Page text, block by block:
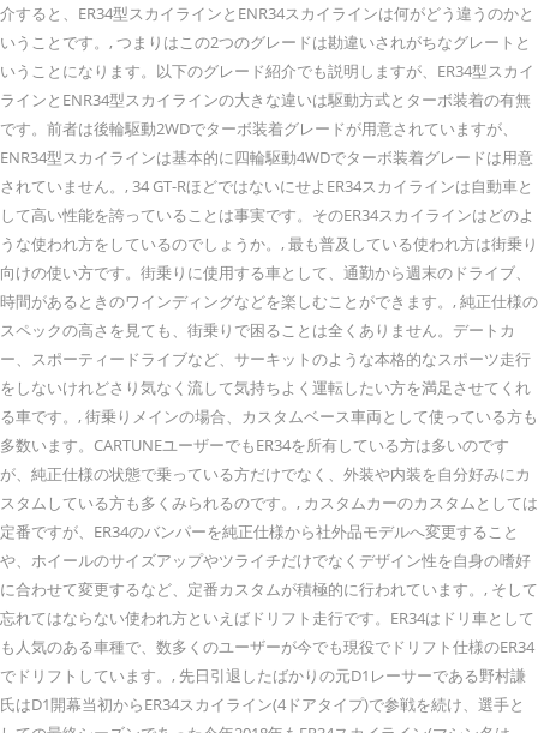
介すると、ER34型スカイラインとENR34スカイラインは何がどう違うのかと
いうことです。, つまりはこの2つのグレードは勘違いされがちなグレートと
いうことになります。以下のグレード紹介でも説明しますが、ER34型スカイ
ラインとENR34型スカイラインの大きな違いは駆動方式とターボ装着の有無
です。前者は後輪駆動2WDでターボ装着グレードが用意されていますが、
ENR34型スカイラインは基本的に四輪駆動4WDでターボ装着グレードは用意
されていません。, 34 GT-RほどではないにせよER34スカイラインは自動車と
して高い性能を誇っていることは事実です。そのER34スカイラインはどのよ
うな使われ方をしているのでしょうか。, 最も普及している使われ方は街乗り
向けの使い方です。街乗りに使用する車として、通勤から週末のドライブ、
時間があるときのワインディングなどを楽しむことができます。, 純正仕様の
スペックの高さを見ても、街乗りで困ることは全くありません。デートカ
ー、スポーティードライブなど、サーキットのような本格的なスポーツ走行
をしないけれどさり気なく流して気持ちよく運転したい方を満足させてくれ
る車です。, 街乗りメインの場合、カスタムベース車両として使っている方も
多数います。CARTUNEユーザーでもER34を所有している方は多いのです
が、純正仕様の状態で乗っている方だけでなく、外装や内装を自分好みにカ
スタムしている方も多くみられるのです。, カスタムカーのカスタムとしては
定番ですが、ER34のバンパーを純正仕様から社外品モデルへ変更すること
や、ホイールのサイズアップやツライチだけでなくデザイン性を自身の嗜好
に合わせて変更するなど、定番カスタムが積極的に行われています。, そして
忘れてはならない使われ方といえばドリフト走行です。ER34はドリ車として
も人気のある車種で、数多くのユーザーが今でも現役でドリフト仕様のER34
でドリフトしています。, 先日引退したばかりの元D1レーサーである野村謙
氏はD1開幕当初からER34スカイライン(4ドアタイプ)で参戦を続け、選手と